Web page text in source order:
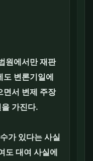
원에서만 재판
도 변론기일에
면서 변제 주장
가진다.
가 있다는 사실
도 대여 사실에